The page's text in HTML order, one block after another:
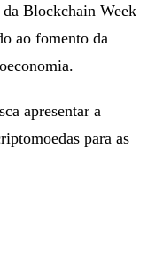
Blockchain Week
ao fomento da
apresentar a
para as